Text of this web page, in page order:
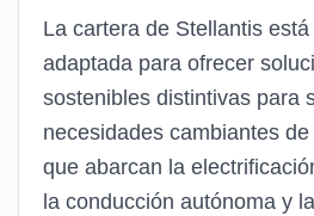
La cartera de Stellantis
adaptada para ofrecer
sostenibles distintivas para
necesidades cambiantes
que abarcan la
la conducción autónoma y